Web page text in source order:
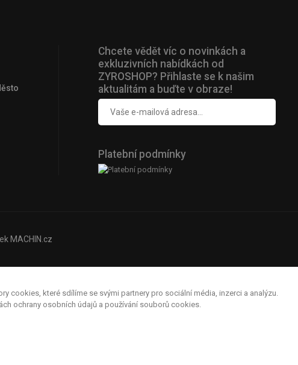
Chcete vědět víc o novinkách a
exkluzivních nabídkách od
ZYROSHOP? Přihlaste se k našim
aktualitám a buďte v obraze!
Platební podmínky
MACHIN.cz
cookies, které sdílíme se svými partnery pro sociální média, inzerci a analýzu.
ochrany osobních údajů a používání souborů cookies.